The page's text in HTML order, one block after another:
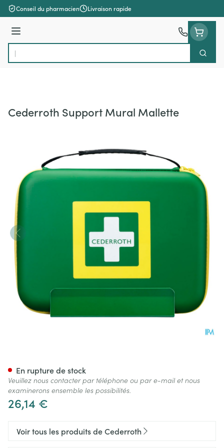
Aller au contenu
Conseil du pharmacien Livraison rapide
Menu
Rechercher
Cederroth Support Mural Mallette
26,14 €
En rupture de stock
Veuillez nous contacter par téléphone ou par e-mail et nous
examinerons ensemble les possibilités.
Voir tous les produits de Cederroth